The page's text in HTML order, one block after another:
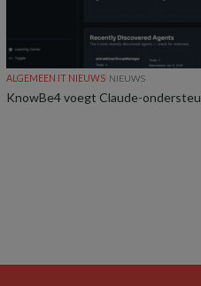
ALGEMEEN IT NIEUWS NIEUWS
KnowBe4 voegt Claude-